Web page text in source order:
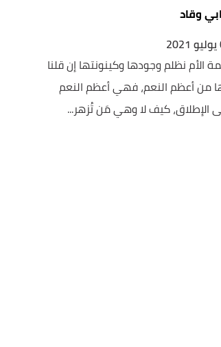
وقاد
الأم نظلم وجودها وكينونتها إن قلنا
من أعظم النعم، فهي أعظم النعم
الإطلاق، كيف لا وهي مَن تُزهر...